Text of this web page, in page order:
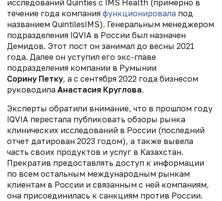
исследований Quinties с IMS Health (примерно в
течение года компания функционировала под
названием QuintilesIMS). Генеральным менеджером
подразделения IQVIA в России был назначен
Демидов. Этот пост он занимал до весны 2021
года. Далее он уступил его экс-главе
подразделения компании в Румынии
Сорину Петку, а с сентября 2022 года бизнесом
руководила Анастасия Круглова.
Эксперты обратили внимание, что в прошлом году
IQVIA перестала публиковать обзоры рынка
клинических исследований в России (последний
отчет датирован 2023 годом), а также вывела
часть своих продуктов и услуг в Казахстан.
Прекратив предоставлять доступ к информации
по всем остальным международным рынкам
клиентам в России и связанным с ней компаниям,
она присоединилась к санкциям против России.